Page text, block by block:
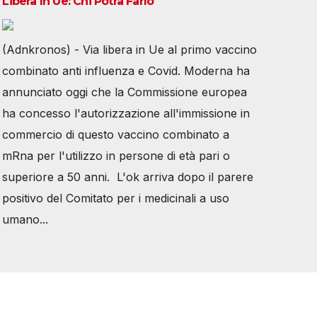
(Adnkronos) - Via libera in Ue al primo vaccino
combinato anti influenza e Covid. Moderna ha
annunciato oggi che la Commissione europea
ha concesso l'autorizzazione all'immissione in
commercio di questo vaccino combinato a
mRna per l'utilizzo in persone di età pari o
superiore a 50 anni. L'ok arriva dopo il parere
positivo del Comitato per i medicinali a uso
umano...